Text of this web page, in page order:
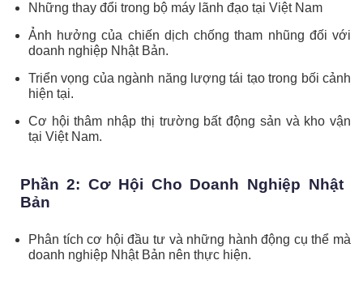
Những thay đổi trong bộ máy lãnh đạo tại Việt Nam
Ảnh hưởng của chiến dịch chống tham nhũng đối với
doanh nghiệp Nhật Bản.
Triển vọng của ngành năng lượng tái tạo trong bối cảnh
hiện tại.
Cơ hội thâm nhập thị trường bất động sản và kho vận
tại Việt Nam.
Phần 2: Cơ Hội Cho Doanh Nghiệp Nhật
Bản
Phân tích cơ hội đầu tư và những hành động cụ thể mà
doanh nghiệp Nhật Bản nên thực hiện.